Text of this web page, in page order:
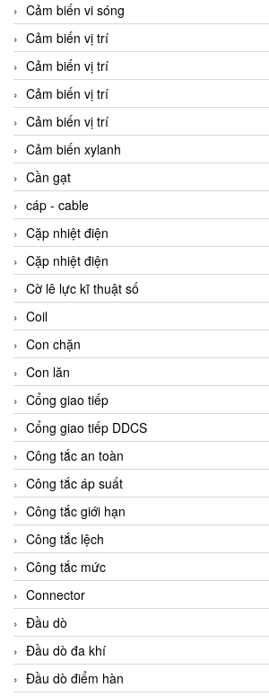
Cảm biến vi sóng
Cảm biến vị trí
Cảm biến vị trí
Cảm biến vị trí
Cảm biến vị trí
Cảm biến xylanh
Cần gạt
cáp - cable
Cặp nhiệt điện
Cặp nhiệt điện
Cờ lê lực kĩ thuật số
Coil
Con chặn
Con lăn
Cổng giao tiếp
Cổng giao tiếp DDCS
Công tắc an toàn
Công tắc áp suất
Công tắc giới hạn
Công tắc lệch
Công tắc mức
Connector
Đầu dò
Đầu dò đa khí
Đầu dò điểm hàn